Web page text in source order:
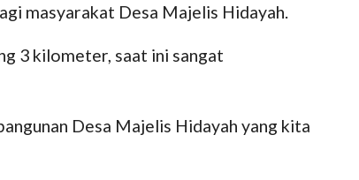
masyarakat Desa Majelis Hidayah.
3 kilometer, saat ini sangat
Desa Majelis Hidayah yang kita